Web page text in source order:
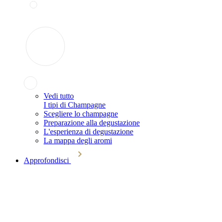
Vedi tutto
I tipi di Champagne
Scegliere lo champagne
Preparazione alla degustazione
L'esperienza di degustazione
La mappa degli aromi
Approfondisci